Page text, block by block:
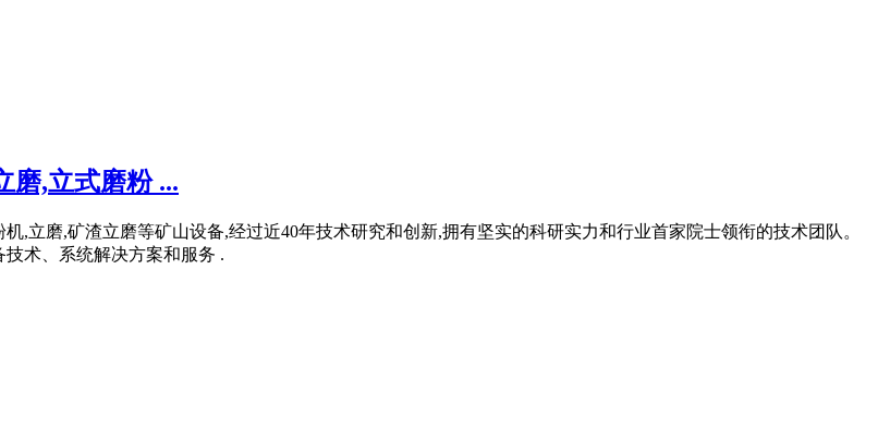
磨,立式磨粉 ...
,立磨,矿渣立磨等矿山设备,经过近40年技术研究和创新,拥有坚实的科研实力和行业首家院士领衔的技术团队。
术、系统解决方案和服务 .